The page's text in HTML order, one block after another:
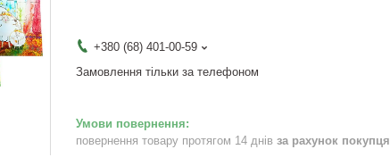
+380 (68) 401-00-59
Замовлення тільки за телефоном
повернення товару протягом 14 днів за рахунок покупця